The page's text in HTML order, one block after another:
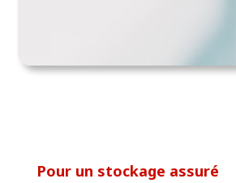
Pour un stockage assuré